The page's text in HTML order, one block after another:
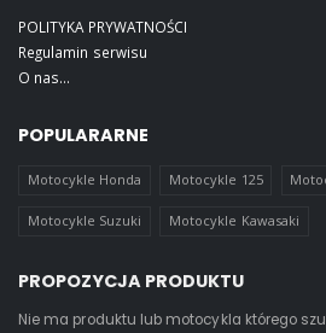
POLITYKA PRYWATNOŚCI
Regulamin serwisu
O nas...
POPULARARNE
Motocykle Honda Motocykle 125
Motocykle Suzuki Motocykle Kawasaki
PROPOZYCJA PRODUKTU
Nie ma produktu lub motocykla którego